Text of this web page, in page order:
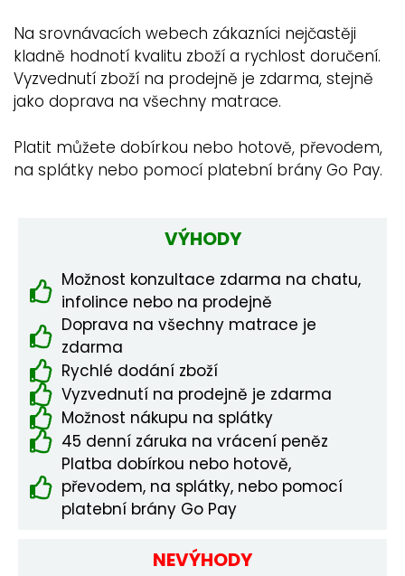
Na srovnávacích webech zákazníci nejčastěji
kladně hodnotí kvalitu zboží a rychlost doručení.
Vyzvednutí zboží na prodejně je zdarma, stejně
jako doprava na všechny matrace.
Platit můžete dobírkou nebo hotově, převodem,
na splátky nebo pomocí platební brány Go Pay.
VÝHODY
Možnost konzultace zdarma na chatu,
infolince nebo na prodejně
Doprava na všechny matrace je
zdarma
Rychlé dodání zboží
Vyzvednutí na prodejně je zdarma
Možnost nákupu na splátky
45 denní záruka na vrácení peněz
Platba dobírkou nebo hotově,
převodem, na splátky, nebo pomocí
platební brány Go Pay
NEVÝHODY